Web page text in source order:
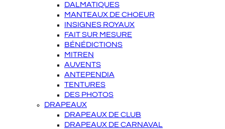
DALMATIQUES
MANTEAUX DE CHOEUR
INSIGNES ROYAUX
FAIT SUR MESURE
BÉNÉDICTIONS
MITREN
AUVENTS
ANTEPENDIA
TENTURES
DES PHOTOS
DRAPEAUX
DRAPEAUX DE CLUB
DRAPEAUX DE CARNAVAL